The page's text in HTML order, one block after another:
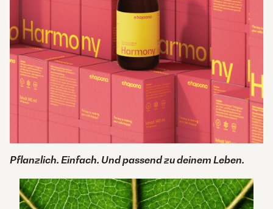
Pflanzlich. Einfach. Und passend zu deinem Leben.